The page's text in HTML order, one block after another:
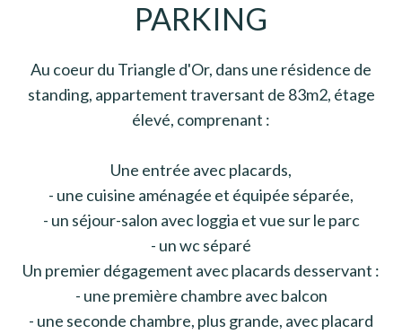
PARKING
Au coeur du Triangle d'Or, dans une résidence de
standing, appartement traversant de 83m2, étage
élevé, comprenant :
Une entrée avec placards,
- une cuisine aménagée et équipée séparée,
- un séjour-salon avec loggia et vue sur le parc
- un wc séparé
Un premier dégagement avec placards desservant :
- une première chambre avec balcon
- une seconde chambre, plus grande, avec placard